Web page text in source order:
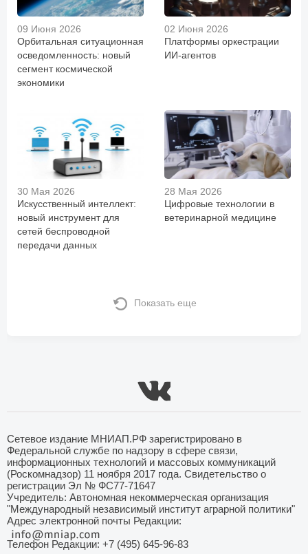
09 Июня 2026
Орбитальная ситуационная
осведомленность: новый
сегмент космической
экономики
02 Июня 2026
Платформы оркестрации
ИИ-агентов
30 Мая 2026
Искусственный интеллект:
новый инструмент для
сетей беспроводной
передачи данных
28 Мая 2026
Цифровые технологии в
ветеринарной медицине
Показать еще
Сетевое издание МНИАП.РФ зарегистрировано в
Федеральной службе по надзору в сфере связи,
информационных технологий и массовых коммуникаций
(Роскомнадзор) 11 ноября 2017 года. Свидетельство о
регистрации Эл № ФС77-71647
Учредитель: Автономная некоммерческая организация
"Международный независимый институт аграрной политики"
Адрес электронной почты Редакции:
Телефон Редакции: +7 (495) 645-96-83